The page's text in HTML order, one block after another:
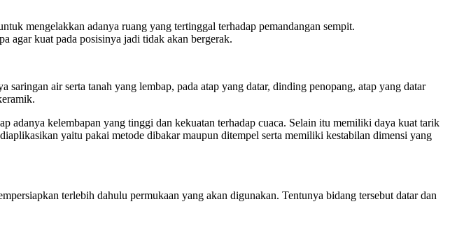
mengelakkan adanya ruang yang tertinggal terhadap pemandangan sempit.
agar kuat pada posisinya jadi tidak akan bergerak.
air serta tanah yang lembap, pada atap yang datar, dinding penopang, atap yang datar
adanya kelembapan yang tinggi dan kekuatan terhadap cuaca. Selain itu memiliki daya kuat tarik
yaitu pakai metode dibakar maupun ditempel serta memiliki kestabilan dimensi yang
terlebih dahulu permukaan yang akan digunakan. Tentunya bidang tersebut datar dan